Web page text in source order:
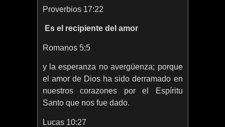
Proverbios 17:22
Es el recipiente del amor
Romanos 5:5
y la esperanza no avergüenza; porque
el amor de Dios ha sido derramado en
nuestros corazones por el Espíritu
Santo que nos fue dado.
Lucas 10:27